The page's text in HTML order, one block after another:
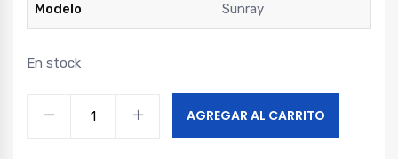
Modelo Sunray
En stock
AGREGAR AL CARRITO